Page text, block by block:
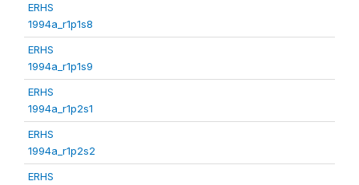
ERHS
1994a_r1p1s8
ERHS
1994a_r1p1s9
ERHS
1994a_r1p2s1
ERHS
1994a_r1p2s2
ERHS